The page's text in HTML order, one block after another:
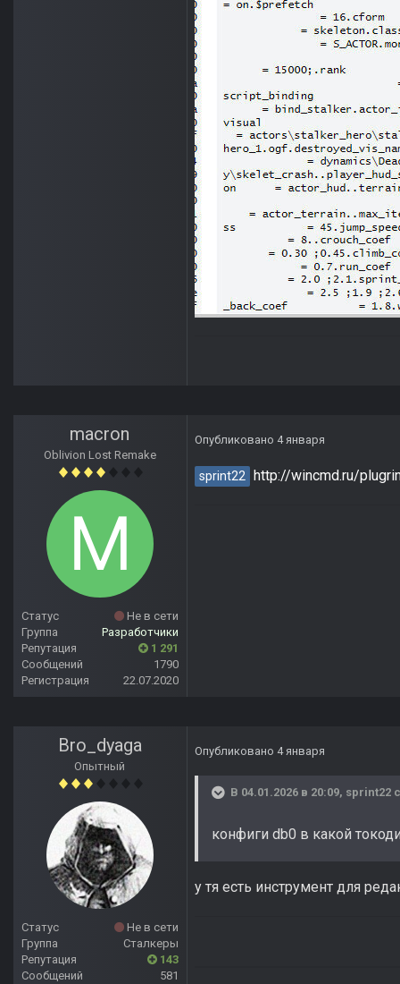
macron
Oblivion Lost Remake
Статус
Не в сети
Группа
Разработчики
Репутация
1 291
Сообщений
1790
Регистрация
22.07.2020
Опубликовано 4 января
sprint22 http://wincmd.ru/
Bro_dyaga
Опытный
Статус
Не в сети
Группа
Сталкеры
Репутация
143
Сообщений
581
Опубликовано 4 января
В 04.01.2026 в 20:09, sprint22
конфиги db0 в какой
у тя есть инструмент для